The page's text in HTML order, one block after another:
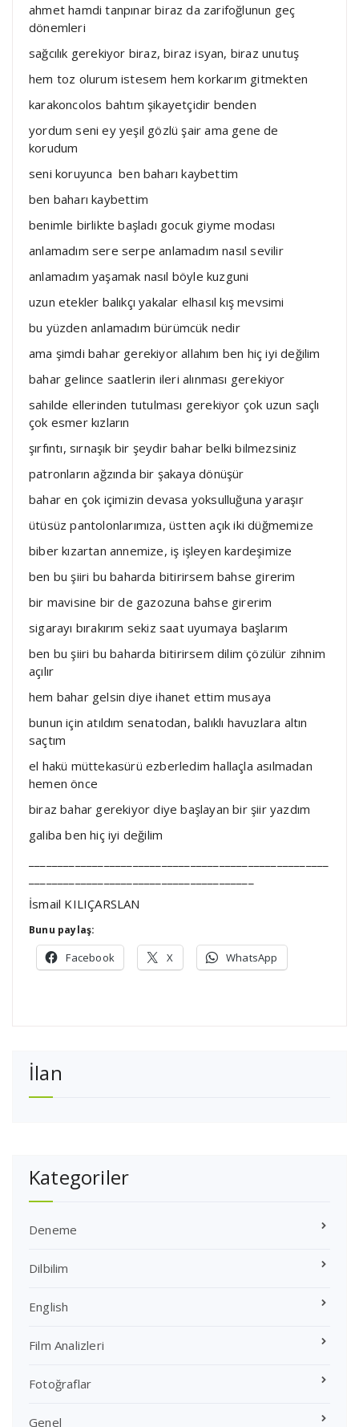
ahmet hamdi tanpınar biraz da zarifoğlunun geç
dönemleri
sağcılık gerekiyor biraz, biraz isyan, biraz unutuş
hem toz olurum istesem hem korkarım gitmekten
karakoncolos bahtım şikayetçidir benden
yordum seni ey yeşil gözlü şair ama gene de
korudum
seni koruyunca ben baharı kaybettim
ben baharı kaybettim
benimle birlikte başladı gocuk giyme modası
anlamadım sere serpe anlamadım nasıl sevilir
anlamadım yaşamak nasıl böyle kuzguni
uzun etekler balıkçı yakalar elhasıl kış mevsimi
bu yüzden anlamadım bürümcük nedir
ama şimdi bahar gerekiyor allahım ben hiç iyi değilim
bahar gelince saatlerin ileri alınması gerekiyor
sahilde ellerinden tutulması gerekiyor çok uzun saçlı
çok esmer kızların
şırfıntı, sırnaşık bir şeydir bahar belki bilmezsiniz
patronların ağzında bir şakaya dönüşür
bahar en çok içimizin devasa yoksulluğuna yaraşır
ütüsüz pantolonlarımıza, üstten açık iki düğmemize
biber kızartan annemize, iş işleyen kardeşimize
ben bu şiiri bu baharda bitirirsem bahse girerim
bir mavisine bir de gazozuna bahse girerim
sigarayı bırakırım sekiz saat uyumaya başlarım
ben bu şiiri bu baharda bitirirsem dilim çözülür zihnim
açılır
hem bahar gelsin diye ihanet ettim musaya
bunun için atıldım senatodan, balıklı havuzlara altın
saçtım
el hakü müttekasürü ezberledim hallaçla asılmadan
hemen önce
biraz bahar gerekiyor diye başlayan bir şiir yazdım
galiba ben hiç iyi değilim
İsmail KILIÇARSLAN
Bunu paylaş:
Facebook X WhatsApp
İlan
Kategoriler
Deneme
Dilbilim
English
Film Analizleri
Fotoğraflar
Genel